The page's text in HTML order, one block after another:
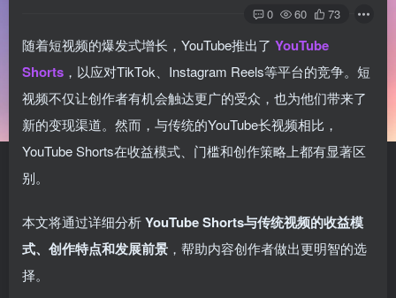
0 60 73
随着短视频的爆发式增长，YouTube推出了 YouTube
Shorts ，以应对TikTok、Instagram Reels等平台的竞争。短
视频不仅让创作者有机会触达更广的受众，也为他们带来了
新的变现渠道。然而，与传统的YouTube长视频相比，
YouTube Shorts在收益模式、门槛和创作策略上都有显著区
别。
本文将通过详细分析YouTube Shorts与传统视频的收益模
式、创作特点和发展前景 ，帮助内容创作者做出更明智的选
择。